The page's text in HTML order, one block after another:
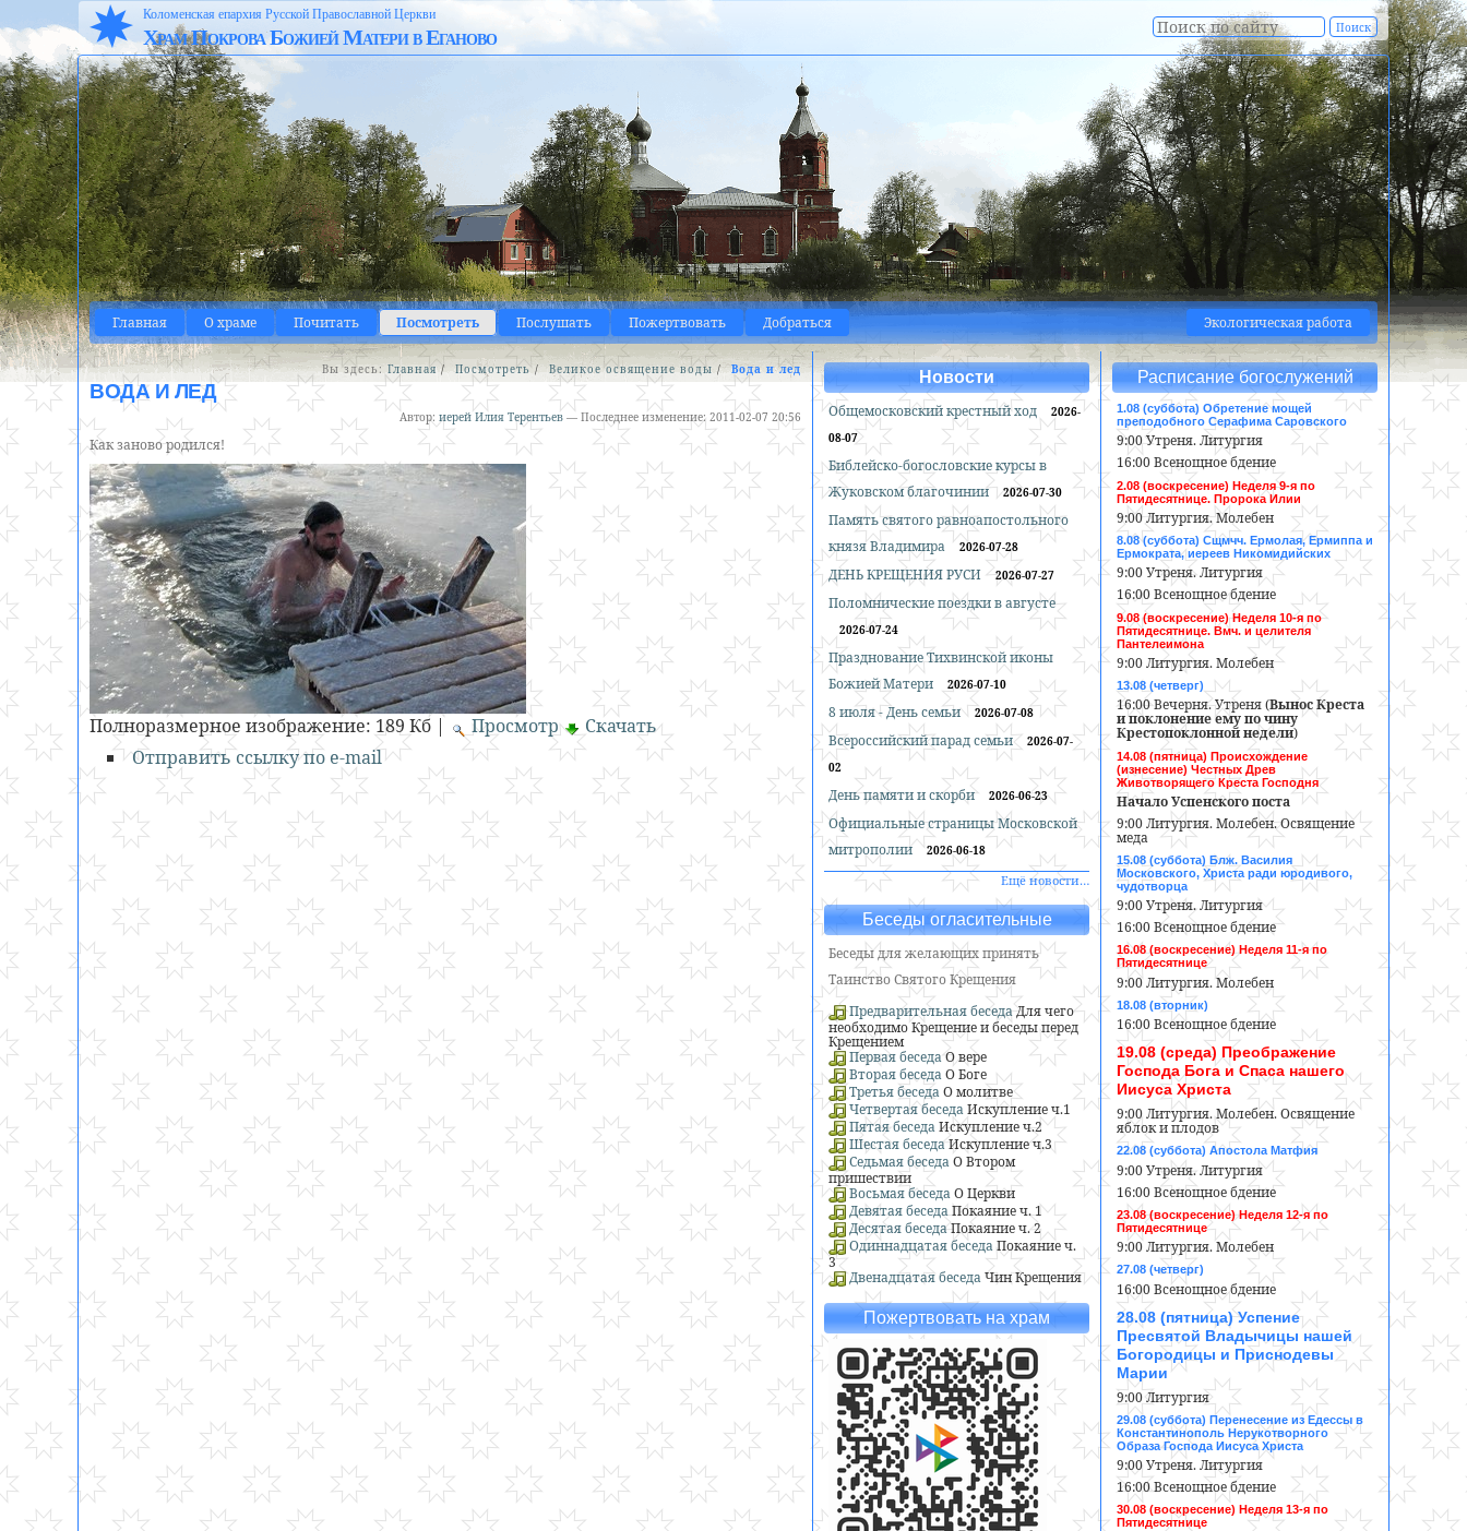
Коломенская епархия Русской Православной Церкви
Храм Покрова Божией Матери в Еганово
Главная О храме Почитать Посмотреть Послушать Пожертвовать Добраться Экологическая работа
Вы здесь: Главная / Посмотреть /Великое освящение воды /Вода и лед
ВОДА И ЛЕД
Автор: иерей Илия Терентьев — Последнее изменение: 2011-02-07 20:56
Как заново родился!
Полноразмерное изображение: 189 Кб | Просмотр
Скачать
Отправить ссылку по e-mail
Новости
Общемосковский крестный ход
2026-
08-07
Библейско-богословские курсы в
Жуковском благочинии
2026-07-30
Память святого равноапостольного
князя Владимира
2026-07-28
ДЕНЬ КРЕЩЕНИЯ РУСИ 2026-07-27
Поломнические поездки в августе
2026-07-24
Празднование Тихвинской иконы
Божией Матери
2026-07-10
8 июля - День семьи 2026-07-08
Всероссийский парад семьи
2026-07-
02
День памяти и скорби 2026-06-23
Официальные страницы Московской
митрополии
2026-06-18
Ещё новости…
Беседы огласительные
Беседы для желающих принять
Таинство Святого Крещения
Предварительная беседаДля чего
необходимо Крещение и беседы перед
Крещением
Первая беседа О вере
Вторая беседа О Боге
Третья беседа О молитве
Четвертая беседа Искупление ч.1
Пятая беседа Искупление ч.2
Шестая беседаИскупление ч.3
Седьмая беседа О Втором
пришествии
Восьмая беседа О Церкви
Девятая беседаПокаяние ч. 1
Десятая беседаПокаяние ч. 2
Одиннадцатая беседа Покаяние ч.
3
Двенадцатая беседа Чин Крещения
Пожертвовать на храм
Расписание богослужений
1.08 (суббота) Обретение мощей
преподобного Серафима Саровского
9:00 Утреня. Литургия
16:00 Всенощное бдение
2.08 (воскресение) Неделя 9-я по
Пятидесятнице. Пророка Илии
9:00 Литургия. Молебен
8.08 (суббота) Сщмчч. Ермолая, Ермиппа и
Ермократа, иереев Никомидийских
9:00 Утреня. Литургия
16:00 Всенощное бдение
9.08 (воскресение) Неделя 10-я по
Пятидесятнице. Вмч. и целителя
Пантелеимона
9:00 Литургия. Молебен
13.08 (четверг)
16:00 Вечерня. Утреня (Вынос Креста
и поклонение ему по чину
Крестопоклонной недели)
14.08 (пятница) Происхождение
(изнесение) Честных Древ
Животворящего Креста Господня
Начало Успенского поста
9:00 Литургия. Молебен. Освящение
меда
15.08 (суббота) Блж. Василия
Московского, Христа ради юродивого,
чудотворца
9:00 Утреня. Литургия
16:00 Всенощное бдение
16.08 (воскресение) Неделя 11-я по
Пятидесятнице
9:00 Литургия. Молебен
18.08 (вторник)
16:00 Всенощное бдение
19.08 (среда) Преображение
Господа Бога и Спаса нашего
Иисуса Христа
9:00 Литургия. Молебен. Освящение
яблок и плодов
22.08 (суббота) Апостола Матфия
9:00 Утреня. Литургия
16:00 Всенощное бдение
23.08 (воскресение) Неделя 12-я по
Пятидесятнице
9:00 Литургия. Молебен
27.08 (четверг)
16:00 Всенощное бдение
28.08 (пятница) Успение
Пресвятой Владычицы нашей
Богородицы и Приснодевы
Марии
9:00 Литургия
29.08 (суббота) Перенесение из Едессы в
Константинополь Нерукотворного
Образа Господа Иисуса Христа
9:00 Утреня. Литургия
16:00 Всенощное бдение
30.08 (воскресение) Неделя 13-я по
Пятидесятнице